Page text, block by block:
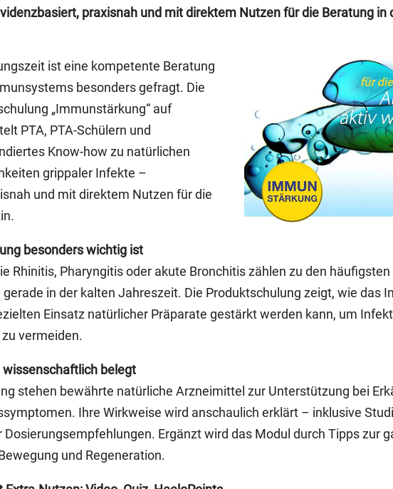
praxisnah und mit direktem Nutzen für die Beratung in
ist eine kompetente Beratung
besonders gefragt. Die
„Immunstärkung“ auf
PTA, PTA-Schülern und
Know-how zu natürlichen
grippaler Infekte –
und mit direktem Nutzen für die
besonders wichtig ist
Rhinitis, Pharyngitis oder akute Bronchitis zählen zu den
in der kalten Jahreszeit. Die Produktschulung zeigt, wie das
Einsatz natürlicher Präparate gestärkt werden kann, um
zu vermeiden.
belegt
stehen bewährte natürliche Arzneimittel zur Unterstützung bei
Ihre Wirkweise wird anschaulich erklärt – inklusive
Dosierungsempfehlungen. Ergänzt wird das Modul durch Tipps zur
und Regeneration.